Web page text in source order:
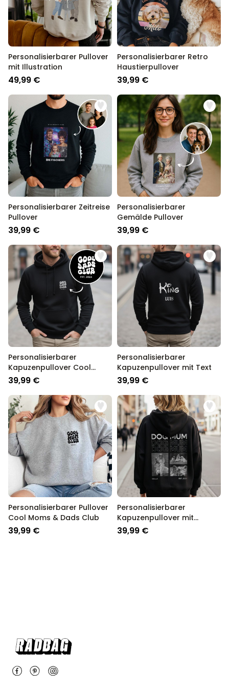
Personalisierbarer Pullover
mit Illustration
49,99 €
Personalisierbarer Retro
Haustierpullover
39,99 €
Personalisierbarer Zeitreise
Pullover
39,99 €
Personalisierbarer
Gemälde Pullover
39,99 €
Personalisierbarer
Kapuzenpullover Cool
Moms & Dads Club
39,99 €
Personalisierbarer
Kapuzenpullover mit Text
39,99 €
Personalisierbarer Pullover
Cool Moms & Dads Club
39,99 €
Personalisierbarer
Kapuzenpullover mit
Schwarz Weiß Fotos und
39,99 €